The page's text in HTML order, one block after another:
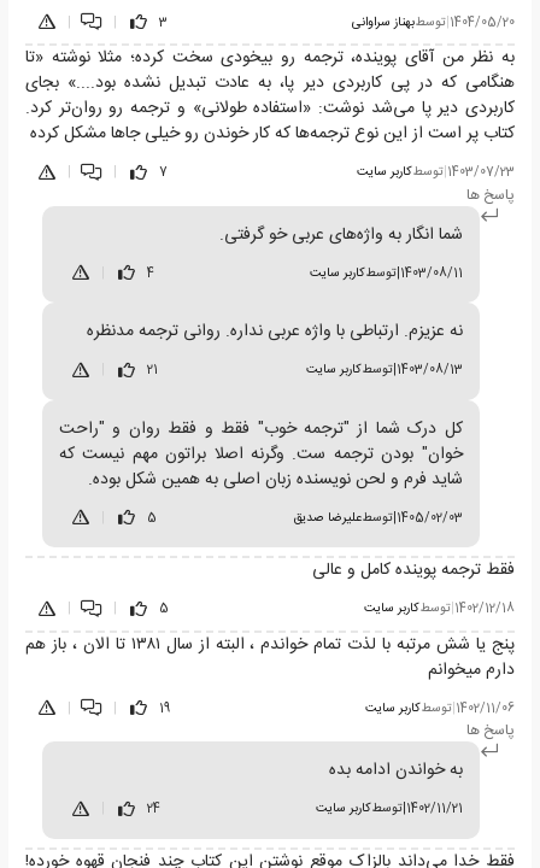
1404/05/20
|توسطبهناز سراوانی 3
|
|
به نظر من آقای پوینده، ترجمه رو بیخودی سخت کرده؛ مثلا نوشته «تا
هنگامی که در پی کاربردی دیر پا، به عادت تبدیل نشده بود....» بجای
کاربردی دیر پا می‌شد نوشت: «استفاده طولانی» و ترجمه رو روان‌تر کرد.
کتاب پر است از این نوع ترجمه‌ها که کار خوندن رو خیلی جاها مشکل کرده
1403/07/23 توسطکاربر سایت 7
پاسخ ها
شما انگار به واژه‌های عربی خو گرفتی.
1403/08/11
|توسطکاربر سایت 4
نه عزیزم. ارتباطی با واژه عربی نداره. روانی ترجمه مدنظره
1403/08/13
|توسطکاربر سایت 21
کل درک شما از "ترجمه خوب" فقط و فقط روان و "راحت
خوان" بودن ترجمه ست. وگرنه اصلا براتون مهم نیست که
شاید فرم و لحن نویسنده زبان اصلی به همین شکل بوده.
1405/02/03
|توسطعلیرضا صدیق 5
فقط ترجمه پوینده کامل و عالی
1402/12/18 توسطکاربر سایت 5
پنج یا شش مرتبه با لذت تمام خواندم ، البته از سال ۱۳۸۱ تا الان ، باز هم
دارم میخوانم
1402/11/06
|توسطکاربر سایت 19
|
|
پاسخ ها
به خواندن ادامه بده
1402/11/21
|توسطکاربر سایت 24
فقط خدا می‌داند بالزاک موقع نوشتن این کتاب چند فنجان قهوه خورده!